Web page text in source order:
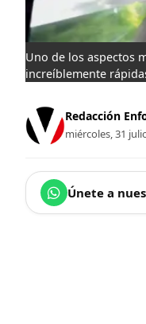
Uno de los aspectos
increíblemente
Redacción
miércoles, 31
Únete a